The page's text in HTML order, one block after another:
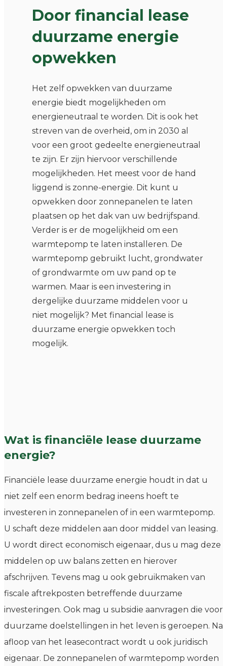
Door financial lease
duurzame energie
opwekken
Het zelf opwekken van duurzame
energie biedt mogelijkheden om
energieneutraal te worden. Dit is ook het
streven van de overheid, om in 2030 al
voor een groot gedeelte energieneutraal
te zijn. Er zijn hiervoor verschillende
mogelijkheden. Het meest voor de hand
liggend is zonne-energie. Dit kunt u
opwekken door zonnepanelen te laten
plaatsen op het dak van uw bedrijfspand.
Verder is er de mogelijkheid om een
warmtepomp te laten installeren. De
warmtepomp gebruikt lucht, grondwater
of grondwarmte om uw pand op te
warmen. Maar is een investering in
dergelijke duurzame middelen voor u
niet mogelijk? Met financial lease is
duurzame energie opwekken toch
mogelijk.
Wat is financiële lease duurzame
energie?
Financiële lease duurzame energie houdt in dat u
niet zelf een enorm bedrag ineens hoeft te
investeren in zonnepanelen of in een warmtepomp.
U schaft deze middelen aan door middel van leasing.
U wordt direct economisch eigenaar, dus u mag deze
middelen op uw balans zetten en hierover
afschrijven. Tevens mag u ook gebruikmaken van
fiscale aftrekposten betreffende duurzame
investeringen. Ook mag u subsidie aanvragen die voor
duurzame doelstellingen in het leven is geroepen. Na
afloop van het leasecontract wordt u ook juridisch
eigenaar. De zonnepanelen of warmtepomp worden